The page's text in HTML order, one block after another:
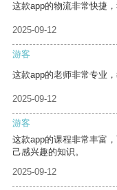
这款app的物流非常快捷
2025-09-12
游客
这款app的老师非常专业
2025-09-12
游客
这款app的课程非常丰富
己感兴趣的知识。
2025-09-12